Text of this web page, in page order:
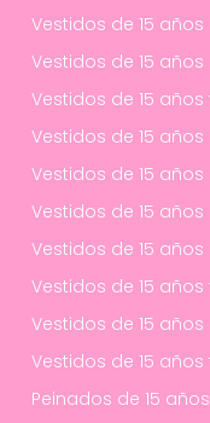
Vestidos de 15
Vestidos de 15
Vestidos de 15
Vestidos de 15
Vestidos de 15 años
Vestidos de 15
Vestidos de 15
Vestidos de 15
Vestidos de 15
Vestidos de 15 años
Peinados de 15